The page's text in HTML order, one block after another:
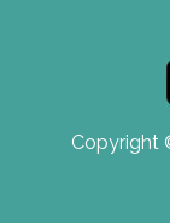
Copyright